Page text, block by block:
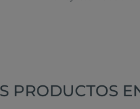
PRODUCTOS